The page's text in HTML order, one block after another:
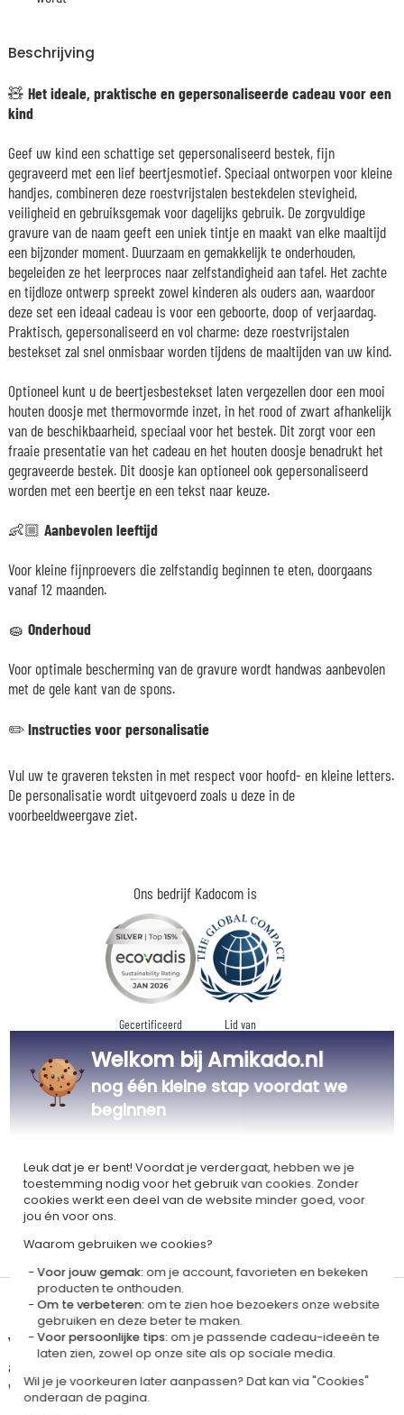
Ons bedrijf Kadocom is
Gecertificeerd
Lid van
Onze MVO-aanpak |Labels
Dit cadeau is
Gepersonaliseerd
Beschrijving
🧸 Het ideale, praktische en gepersonaliseerde cadeau voor een
kind
Geef uw kind een schattige set gepersonaliseerd bestek, fijn
gegraveerd met een lief beertjesmotief. Speciaal ontworpen voor kleine
handjes, combineren deze roestvrijstalen bestekdelen stevigheid,
veiligheid en gebruiksgemak voor dagelijks gebruik. De zorgvuldige
gravure van de naam geeft een uniek tintje en maakt van elke maaltijd
een bijzonder moment. Duurzaam en gemakkelijk te onderhouden,
begeleiden ze het leerproces naar zelfstandigheid aan tafel. Het zachte
en tijdloze ontwerp spreekt zowel kinderen als ouders aan, waardoor
deze set een ideaal cadeau is voor een geboorte, doop of verjaardag.
Praktisch, gepersonaliseerd en vol charme: deze roestvrijstalen
bestekset zal snel onmisbaar worden tijdens de maaltijden van uw kind.
Optioneel kunt u de beertjesbestekset laten vergezellen door een mooi
houten doosje met thermovormde inzet, in het rood of zwart afhankelijk
van de beschikbaarheid, speciaal voor het bestek. Dit zorgt voor een
fraaie presentatie van het cadeau en het houten doosje benadrukt het
gegraveerde bestek. Dit doosje kan optioneel ook gepersonaliseerd
worden met een beertje en een tekst naar keuze.
👶🏼 Aanbevolen leeftijd
Voor kleine fijnproevers die zelfstandig beginnen te eten, doorgaans
vanaf 12 maanden.
🧽 Onderhoud
Voor optimale bescherming van de gravure wordt handwas aanbevolen
met de gele kant van de spons.
✏️Instructies voor personalisatie
Vul uw te graveren teksten in met respect voor hoofd- en kleine letters.
De personalisatie wordt uitgevoerd zoals u deze in de
voorbeeldweergave ziet.
Levertijd en verzendkosten
Dit artikel wordt gepersonaliseerd in ons Amikado
atelier. Het komt in aanmerking voor de aanbieding «Gratis verzending
vanaf 85 € aankoop» -Zie voorwaarden
Welkom bij Amikado.nl
nog één kleine stap voordat we
beginnen
Leuk dat je er bent! Voordat je verdergaat, hebben we je
toestemming nodig voor het gebruik van cookies. Zonder
cookies werkt een deel van de website minder goed, voor
jou én voor ons.
Waarom gebruiken we cookies?
Voor jouw gemak:om je account, favorieten en bekeken
producten te onthouden.
Om te verbeteren:om te zien hoe bezoekers onze website
gebruiken en deze beter te maken.
Voor persoonlijke tips:om je passende cadeau-ideeën te
laten zien, zowel op onze site als op sociale media.
Wil je je voorkeuren later aanpassen? Dat kan via "Cookies"
onderaan de pagina.